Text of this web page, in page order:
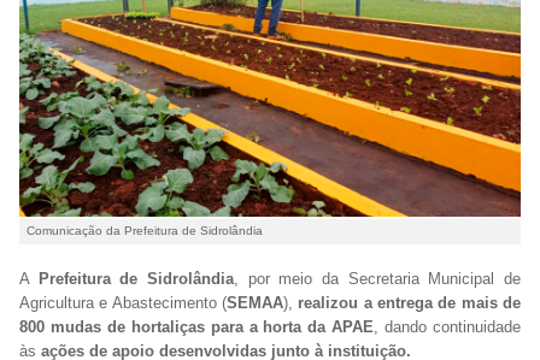
Comunicação da Prefeitura de Sidrolândia
A Prefeitura de Sidrolândia, por meio da Secretaria Municipal de
Agricultura e Abastecimento (SEMAA), realizou a entrega de mais de
800 mudas de hortaliças para a horta da APAE, dando continuidade
às ações de apoio desenvolvidas junto à instituição.